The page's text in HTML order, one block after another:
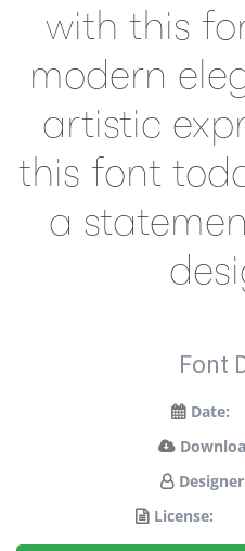
with this
modern
artistic
this font
a
Font
Date:
License: